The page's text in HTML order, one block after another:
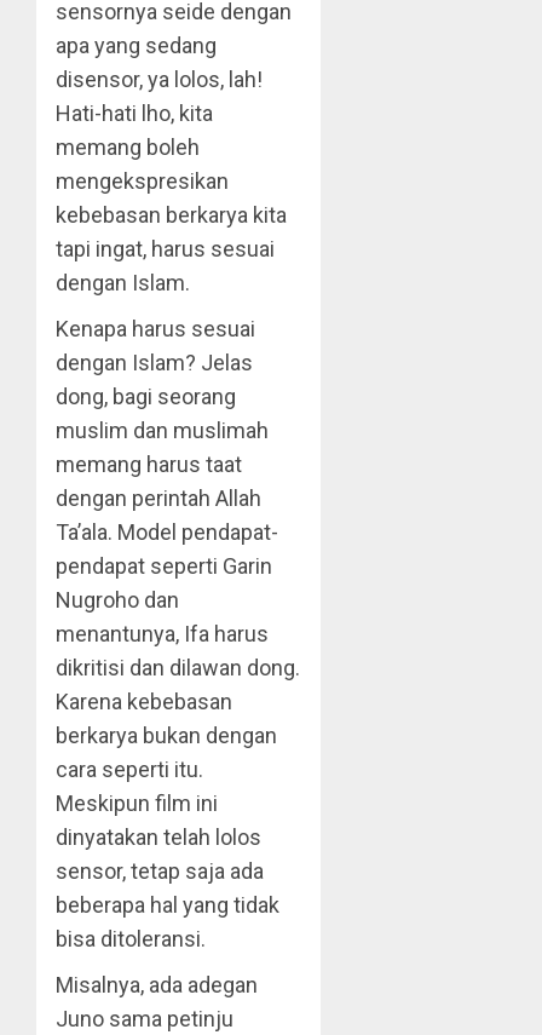
sensornya seide dengan
apa yang sedang
disensor, ya lolos, lah!
Hati-hati lho, kita
memang boleh
mengekspresikan
kebebasan berkarya kita
tapi ingat, harus sesuai
dengan Islam.
Kenapa harus sesuai
dengan Islam? Jelas
dong, bagi seorang
muslim dan muslimah
memang harus taat
dengan perintah Allah
Ta’ala. Model pendapat-
pendapat seperti Garin
Nugroho dan
menantunya, Ifa harus
dikritisi dan dilawan dong.
Karena kebebasan
berkarya bukan dengan
cara seperti itu.
Meskipun film ini
dinyatakan telah lolos
sensor, tetap saja ada
beberapa hal yang tidak
bisa ditoleransi.
Misalnya, ada adegan
Juno sama petinju